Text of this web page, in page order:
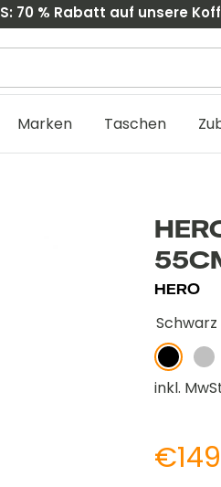
70 % Rabatt auf unsere
Marken Taschen
HERO
Schwarz
Schwarz
Grau
inkl.
Prix